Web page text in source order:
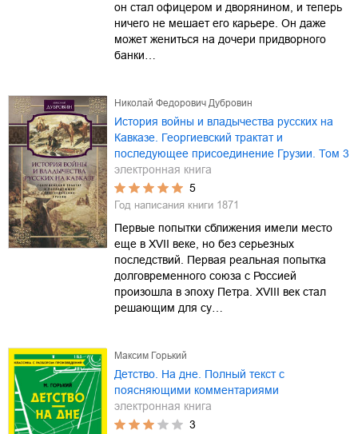
он стал офицером и дворянином, и теперь
ничего не мешает его карьере. Он даже
может жениться на дочери придворного
банки…
Николай Федорович Дубровин
История войны и владычества русских на
Кавказе. Георгиевский трактат и
последующее присоединение Грузии. Том 3
электронная книга
5
Год написания книги 1871
Первые попытки сближения имели место
еще в XVII веке, но без серьезных
последствий. Первая реальная попытка
долговременного союза с Россией
произошла в эпоху Петра. XVIII век стал
решающим для су…
Максим Горький
Детство. На дне. Полный текст с
поясняющими комментариями
электронная книга
3